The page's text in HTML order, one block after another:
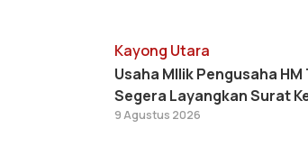
Kayong Utara
Usaha MIlik Pengusaha
Segera Layangkan Surat
9 Agustus 2026